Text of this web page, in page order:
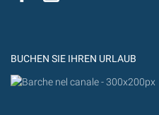
BUCHEN SIE IHREN URLAUB